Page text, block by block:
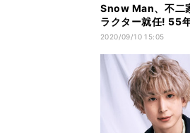
Snow Man、不二
ラクター就任! 55
ャニーズも
2020/09/10 15:05